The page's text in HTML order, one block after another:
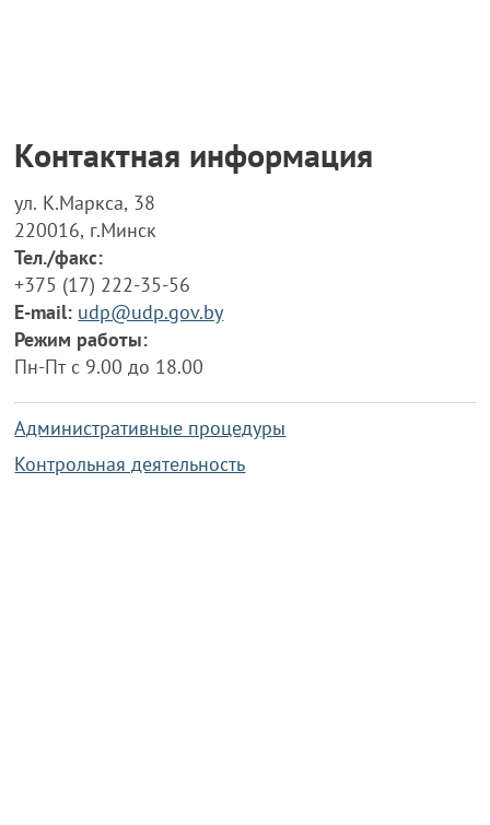
Контактная информация
ул. К.Маркса, 38
220016, г.Минск
Тел./факс:
+375 (17) 222-35-56
E-mail: udp@udp.gov.by
Режим работы:
Пн-Пт с 9.00 до 18.00
Административные процедуры
Контрольная деятельность